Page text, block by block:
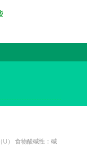
U）食物酸碱性：碱